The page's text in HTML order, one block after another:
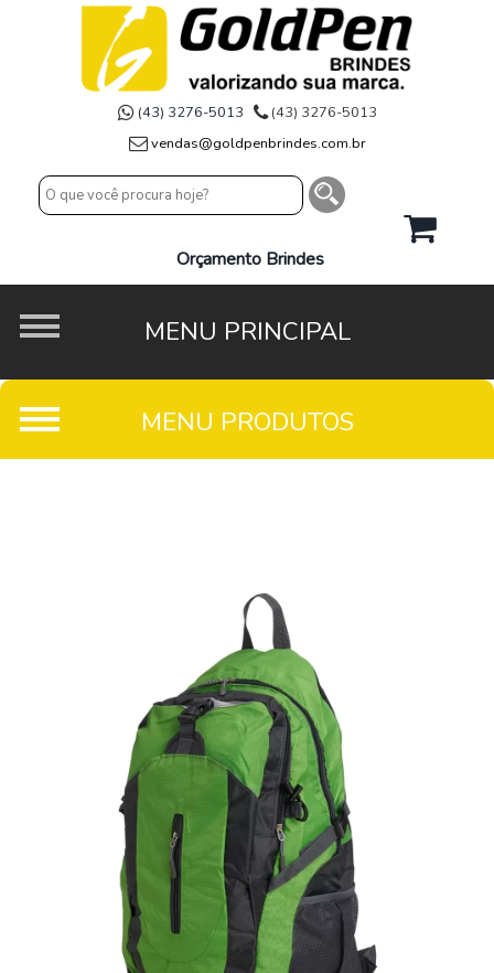
(43) 3276-5013
(43) 3276-5013
vendas@goldpenbrindes.com.br
Orçamento Brindes